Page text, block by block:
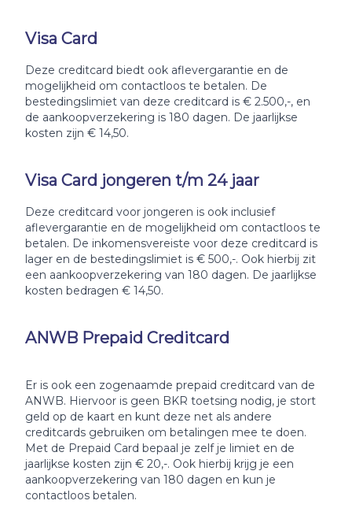
Visa Card
Deze creditcard biedt ook aflevergarantie en de
mogelijkheid om contactloos te betalen. De
bestedingslimiet van deze creditcard is € 2.500,-, en
de aankoopverzekering is 180 dagen. De jaarlijkse
kosten zijn € 14,50.
Visa Card jongeren t/m 24 jaar
Deze creditcard voor jongeren is ook inclusief
aflevergarantie en de mogelijkheid om contactloos te
betalen. De inkomensvereiste voor deze creditcard is
lager en de bestedingslimiet is € 500,-. Ook hierbij zit
een aankoopverzekering van 180 dagen. De jaarlijkse
kosten bedragen € 14,50.
ANWB Prepaid Creditcard
Er is ook een zogenaamde prepaid creditcard van de
ANWB. Hiervoor is geen BKR toetsing nodig, je stort
geld op de kaart en kunt deze net als andere
creditcards gebruiken om betalingen mee te doen.
Met de Prepaid Card bepaal je zelf je limiet en de
jaarlijkse kosten zijn € 20,-. Ook hierbij krijg je een
aankoopverzekering van 180 dagen en kun je
contactloos betalen.